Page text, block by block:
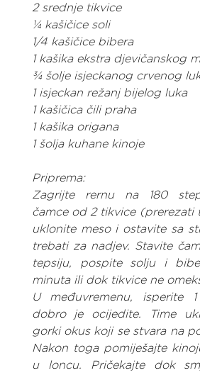
2 srednje tikvice
¼ kašičice soli
1/4 kašičice bibera
1 kašika ekstra djevičanskog
¾ šolje isjeckanog crvenog
1 isjeckan režanj bijelog luka
1 kašičica čili praha
1 kašika origana
1 šolja kuhane kinoje
Priprema:
Zagrijte rernu na 180
čamce od 2 tikvice (prerezati
uklonite meso i ostavite sa
trebati za nadjev. Stavite
tepsiju, pospite solju i
minuta ili dok tikvice ne
U međuvremenu, isperite
dobro je ocijedite. Time
gorki okus koji se stvara na
Nakon toga pomiješajte
u loncu. Pričekajte dok